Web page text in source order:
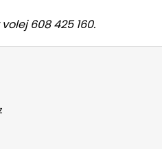
608 425 160.